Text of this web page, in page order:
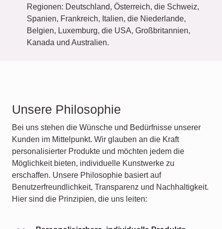
Regionen: Deutschland, Österreich, die Schweiz,
Spanien, Frankreich, Italien, die Niederlande,
Belgien, Luxemburg, die USA, Großbritannien,
Kanada und Australien.
Unsere Philosophie
Bei uns stehen die Wünsche und Bedürfnisse unserer
Kunden im Mittelpunkt. Wir glauben an die Kraft
personalisierter Produkte und möchten jedem die
Möglichkeit bieten, individuelle Kunstwerke zu
erschaffen. Unsere Philosophie basiert auf
Benutzerfreundlichkeit, Transparenz und Nachhaltigkeit.
Hier sind die Prinzipien, die uns leiten: